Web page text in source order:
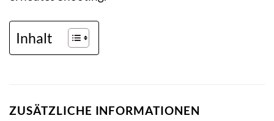
Inhalt
ZUSÄTZLICHE INFORMATIONEN